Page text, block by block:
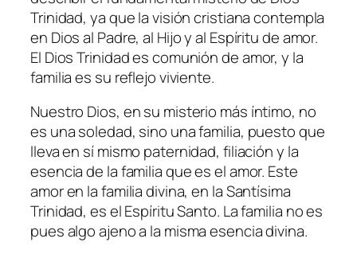
Trinidad, ya que la visión cristiana contempla
en Dios al Padre, al Hijo y al Espíritu de amor.
El Dios Trinidad es comunión de amor, y la
familia es su reflejo viviente.
Nuestro Dios, en su misterio más íntimo, no
es una soledad, sino una familia, puesto que
lleva en sí mismo paternidad, filiación y la
esencia de la familia que es el amor. Este
amor en la familia divina, en la Santísima
Trinidad, es el Espíritu Santo. La familia no es
pues algo ajeno a la misma esencia divina.